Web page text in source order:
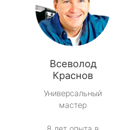
Всеволод
Краснов
Универсальный
мастер